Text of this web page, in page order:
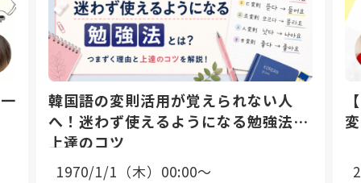
韓国語の変則活用が覚えられない人
へ！迷わず使えるようになる勉強法と
上達のコツ
1970/1/1（木）00:00〜